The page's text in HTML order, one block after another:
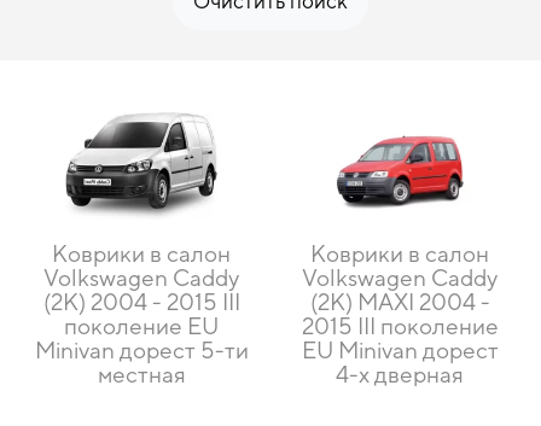
Коврики в салон
Volkswagen Caddy
(2K) 2004 - 2015 III
поколение EU
Minivan дорест 5-ти
местная
Коврики в салон
Volkswagen Caddy
(2K) MAXI 2004 -
2015 III поколение
EU Minivan дорест
4-х дверная